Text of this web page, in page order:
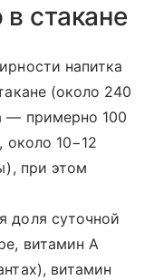
стакане
напитка
(около 240
— примерно 100
около 10−12
при этом
доля суточной
витамин A
витамин